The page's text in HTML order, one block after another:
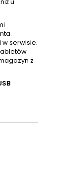
serwisie.
z